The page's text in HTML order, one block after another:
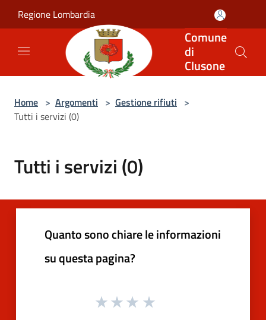
Regione Lombardia
Comune
di
Clusone
Home > Argomenti > Gestione rifiuti >
Tutti i servizi (0)
Tutti i servizi (0)
Quanto sono chiare le informazioni
su questa pagina?